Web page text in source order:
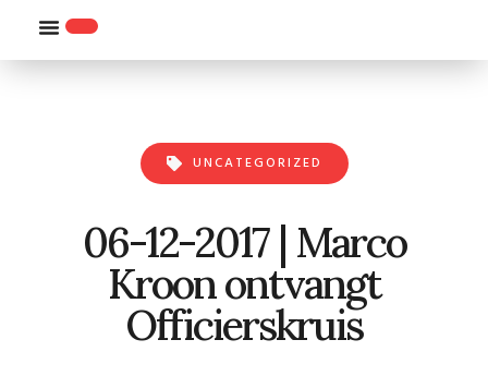
UNCATEGORIZED
06-12-2017 | Marco
Kroon ontvangt
Officierskruis